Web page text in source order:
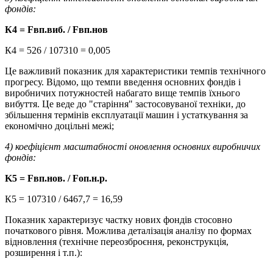
фондів:
К4 = Fвп.виб. /Fвп.нов
К4 = 526 / 107310 = 0,005
Це важливий показник для характеристики темпів технічного
прогресу. Відомо, що темпи введення основних фондів і
виробничих потужностей набагато вище темпів їхнього
вибуття. Це веде до "старіння" застосовуваної техніки, до
збільшення термінів експлуатації машин і устаткування за
економічно доцільні межі;
4) коефіцієнт масштабності оновлення основних виробничих
фондів:
K5 = Fвп.нов. /Fоп.н.р.
К5 = 107310 / 6467,7 = 16,59
Показник характеризує частку нових фондів стосовно
початкового рівня. Можлива деталізація аналізу по формах
відновлення (технічне переозброєння, реконструкція,
розширення і т.п.):